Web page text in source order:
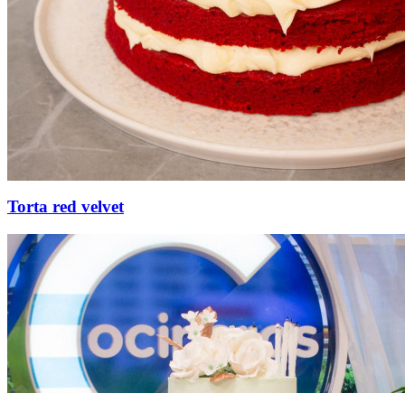
Torta red velvet